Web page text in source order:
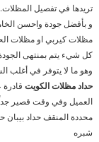
تريدها في تفصيل المظلات.
و بأفضل جودة واحسن
مظلات كيربي او مظلات
كل شيء يتم بمنتهى
وهو ما لا يتوفر في أغلب
حداد مظلات الكويت
العميل وفي وقت قصير
محددة المنقف حداد
شبره